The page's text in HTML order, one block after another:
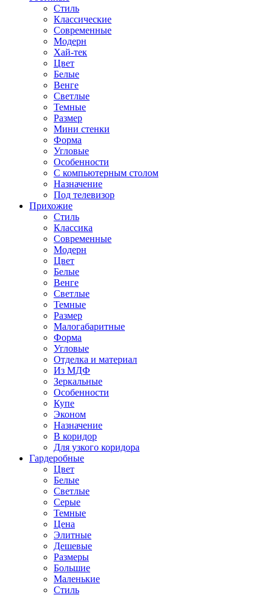
Стиль
Классические
Современные
Модерн
Хай-тек
Цвет
Белые
Венге
Светлые
Темные
Размер
Мини стенки
Форма
Угловые
Особенности
С компьютерным столом
Назначение
Под телевизор
Прихожие
Стиль
Классика
Современные
Модерн
Цвет
Белые
Венге
Светлые
Темные
Размер
Малогабаритные
Форма
Угловые
Отделка и материал
Из МДФ
Зеркальные
Особенности
Купе
Эконом
Назначение
В коридор
Для узкого коридора
Гардеробные
Цвет
Белые
Светлые
Серые
Темные
Цена
Элитные
Дешевые
Размеры
Большие
Маленькие
Стиль